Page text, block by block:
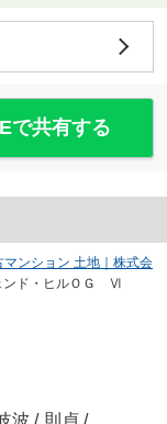
で共有する
ンション 土地｜株式会
ンド・ヒルＯＧ Ⅵ
波 / 則貞 /